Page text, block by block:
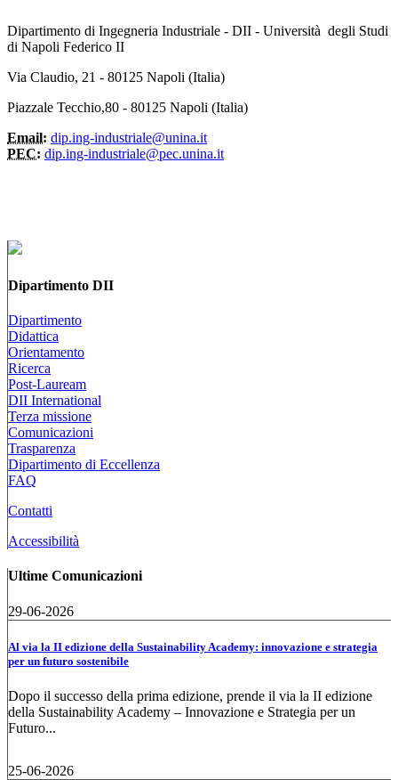
Dipartimento di Ingegneria Industriale - DII - Università degli Studi
di Napoli Federico II
Via Claudio, 21 - 80125 Napoli (Italia)
Piazzale Tecchio,80 - 80125 Napoli (Italia)
Email: dip.ing-industriale@unina.it
PEC: dip.ing-industriale@pec.unina.it
Dipartimento DII
Dipartimento
Didattica
Orientamento
Ricerca
Post-Lauream
DII International
Terza missione
Comunicazioni
Trasparenza
Dipartimento di Eccellenza
FAQ
Contatti
Accessibilità
Ultime Comunicazioni
29-06-2026
Al via la II edizione della Sustainability Academy: innovazione e strategia
per un futuro sostenibile
Dopo il successo della prima edizione, prende il via la II edizione
della Sustainability Academy – Innovazione e Strategia per un
Futuro...
25-06-2026